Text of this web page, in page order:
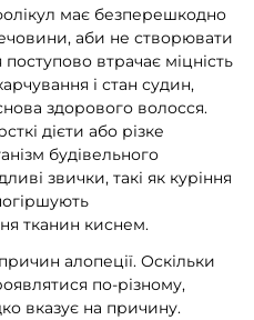
має безперешкодно
аби не створювати
втрачає міцність
і стан судин,
здорового волосся.
дієти або різке
будівельного
звички, такі як куріння
тканин киснем.
алопеції. Оскільки
по-різному,
вказує на причину.